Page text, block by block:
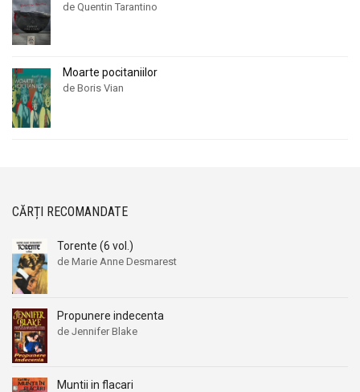
de Quentin Tarantino
Moarte pocitaniilor
de Boris Vian
CĂRȚI RECOMANDATE
Torente (6 vol.)
de Marie Anne Desmarest
Propunere indecenta
de Jennifer Blake
Muntii in flacari